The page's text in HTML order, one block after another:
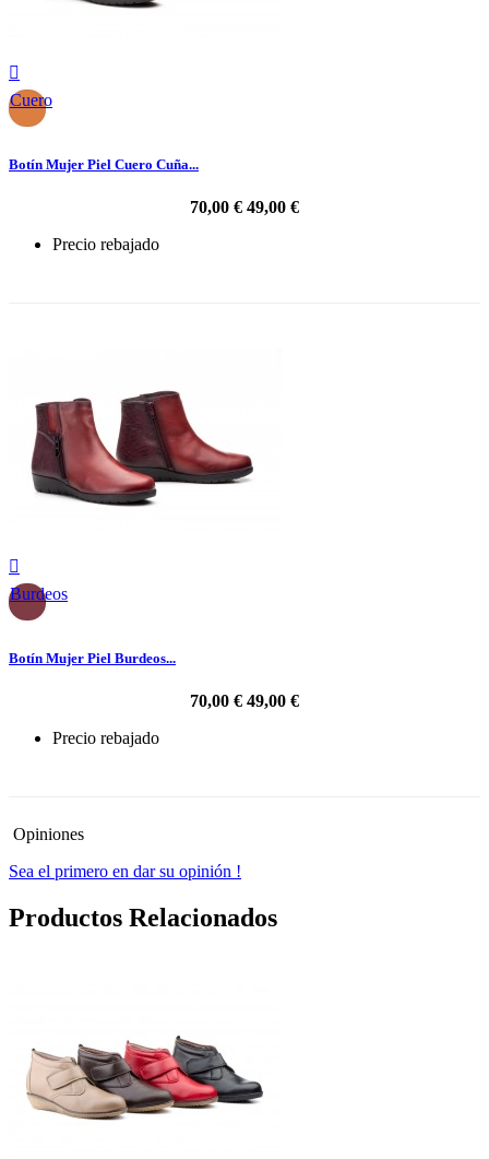

Cuero
Botín Mujer Piel Cuero Cuña...
70,00 € 49,00 €
Precio rebajado

Burdeos
Botín Mujer Piel Burdeos...
70,00 € 49,00 €
Precio rebajado
Opiniones
Sea el primero en dar su opinión !
Productos Relacionados